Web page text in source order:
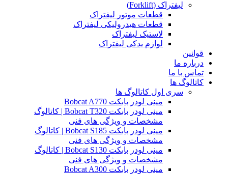
لیفتراک (Forklift)
قطعات موتور لیفتراک
قطعات هیدرولیکی لیفتراک
لاستیک لیفتراک
لوازم یدکی لیفتراک
قوانین
درباره ما
تماس با ما
کاتالوگ ها
سری اول کاتالوگ ها
مینی لودر بابکت Bobcat A770
مینی لودر بابکت Bobcat T320 | کاتالوگ
مشخصات و ویژگی های فنی
مینی لودر بابکت Bobcat S185 | کاتالوگ
مشخصات و ویژگی های فنی
مینی لودر بابکت Bobcat S130 | کاتالوگ
مشخصات و ویژگی های فنی
مینی لودر بابکت Bobcat A300